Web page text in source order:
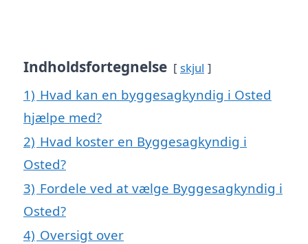
Indholdsfortegnelse skjul
1) Hvad kan en byggesagkyndig i Osted
hjælpe med?
2) Hvad koster en Byggesagkyndig i
Osted?
3) Fordele ved at vælge Byggesagkyndig i
Osted?
4) Oversigt over